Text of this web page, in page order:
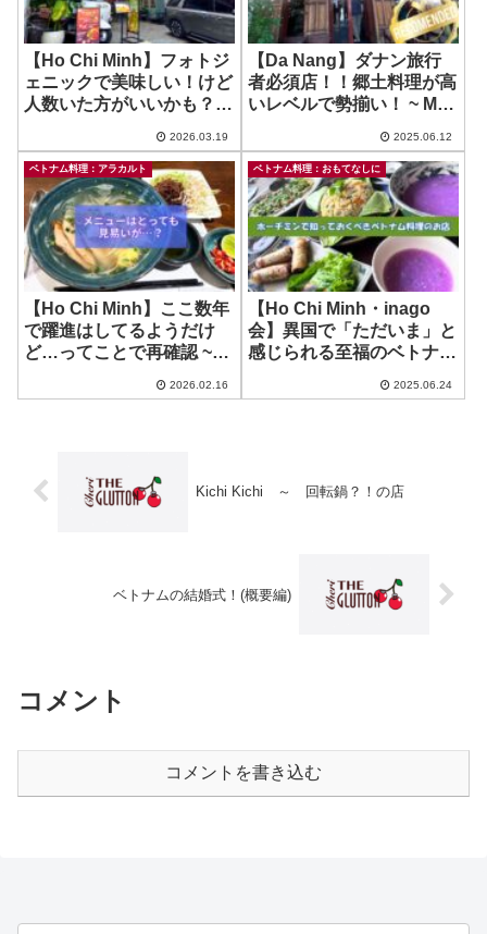
【Ho Chi Minh】フォトジ
ェニックで美味しい！けど
人数いた方がいいかも？ ~
2026.03.19
【Da Nang】ダナン旅行
者必須店！！郷土料理が高
いレベルで勢揃い！ ~ Mi
2025.06.12
ベトナム料理：アラカルト
【Ho Chi Minh】ここ数年
で躍進はしてるようだけ
ど…ってことで再確認 ~
Cuisine
2026.02.16
ベトナム料理：おもてなしに
【Ho Chi Minh・inago
会】異国で「ただいま」と
感じられる至福のベトナム
もおすすめ！~ Huong Lai
2025.06.24
Kichi Kichi ～ 回転鍋？！の店
ベトナムの結婚式！(概要編)
コメント
コメントを書き込む